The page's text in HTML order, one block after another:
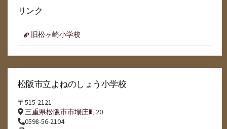
リンク
旧松ヶ崎小学校
松阪市立よねのしょう小学校
〒515-2121
三重県松阪市市場庄町20
0598-56-2104